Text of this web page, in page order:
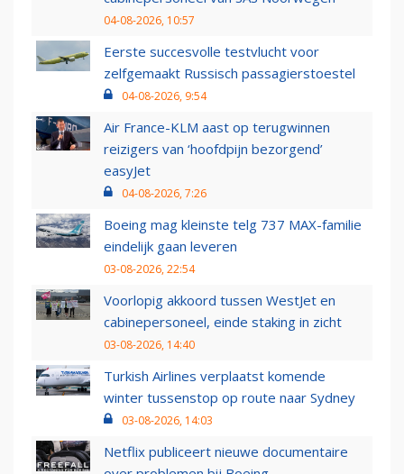
04-08-2026, 10:57
Eerste succesvolle testvlucht voor
zelfgemaakt Russisch passagierstoestel
04-08-2026, 9:54
Air France-KLM aast op terugwinnen
reizigers van ‘hoofdpijn bezorgend’
easyJet
04-08-2026, 7:26
Boeing mag kleinste telg 737 MAX-familie
eindelijk gaan leveren
03-08-2026, 22:54
Voorlopig akkoord tussen WestJet en
cabinepersoneel, einde staking in zicht
03-08-2026, 14:40
Turkish Airlines verplaatst komende
winter tussenstop op route naar Sydney
03-08-2026, 14:03
Netflix publiceert nieuwe documentaire